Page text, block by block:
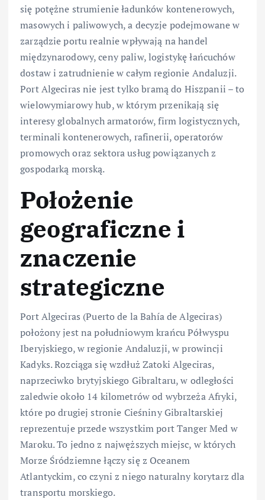
się potężne strumienie ładunków kontenerowych,
masowych i paliwowych, a decyzje podejmowane w
zarządzie portu realnie wpływają na handel
międzynarodowy, ceny paliw, logistykę łańcuchów
dostaw i zatrudnienie w całym regionie Andaluzji.
Port Algeciras nie jest tylko bramą do Hiszpanii – to
wielowymiarowy hub, w którym przenikają się
interesy globalnych armatorów, firm logistycznych,
terminali kontenerowych, rafinerii, operatorów
promowych oraz sektora usług powiązanych z
gospodarką morską.
Położenie
geograficzne i
znaczenie
strategiczne
Port Algeciras (Puerto de la Bahía de Algeciras)
położony jest na południowym krańcu Półwyspu
Iberyjskiego, w regionie Andaluzji, w prowincji
Kadyks. Rozciąga się wzdłuż Zatoki Algeciras,
naprzeciwko brytyjskiego Gibraltaru, w odległości
zaledwie około 14 kilometrów od wybrzeża Afryki,
które po drugiej stronie Cieśniny Gibraltarskiej
reprezentuje przede wszystkim port Tanger Med w
Maroku. To jedno z najwęższych miejsc, w których
Morze Śródziemne łączy się z Oceanem
Atlantyckim, co czyni z niego naturalny korytarz dla
transportu morskiego.